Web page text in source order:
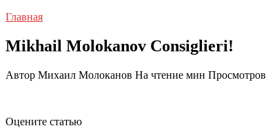
Главная
Mikhail Molokanov Consiglieri!
Автор Михаил Молоканов На чтение мин Просмотров
Оцените статью